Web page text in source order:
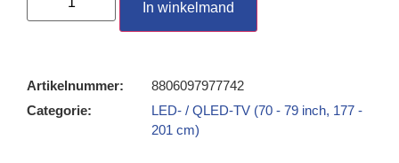
In winkelmand
Artikelnummer:
8806097977742
Categorie:
LED- / QLED-TV (70 - 79 inch, 177 -
201 cm)